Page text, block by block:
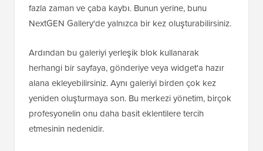
fazla zaman ve çaba kaybı. Bunun yerine, bunu
NextGEN Gallery'de yalnızca bir kez oluşturabilirsiniz.
Ardından bu galeriyi yerleşik blok kullanarak
herhangi bir sayfaya, gönderiye veya widget'a hazır
alana ekleyebilirsiniz. Aynı galeriyi birden çok kez
yeniden oluşturmaya son. Bu merkezi yönetim, birçok
profesyonelin onu daha basit eklentilere tercih
etmesinin nedenidir.